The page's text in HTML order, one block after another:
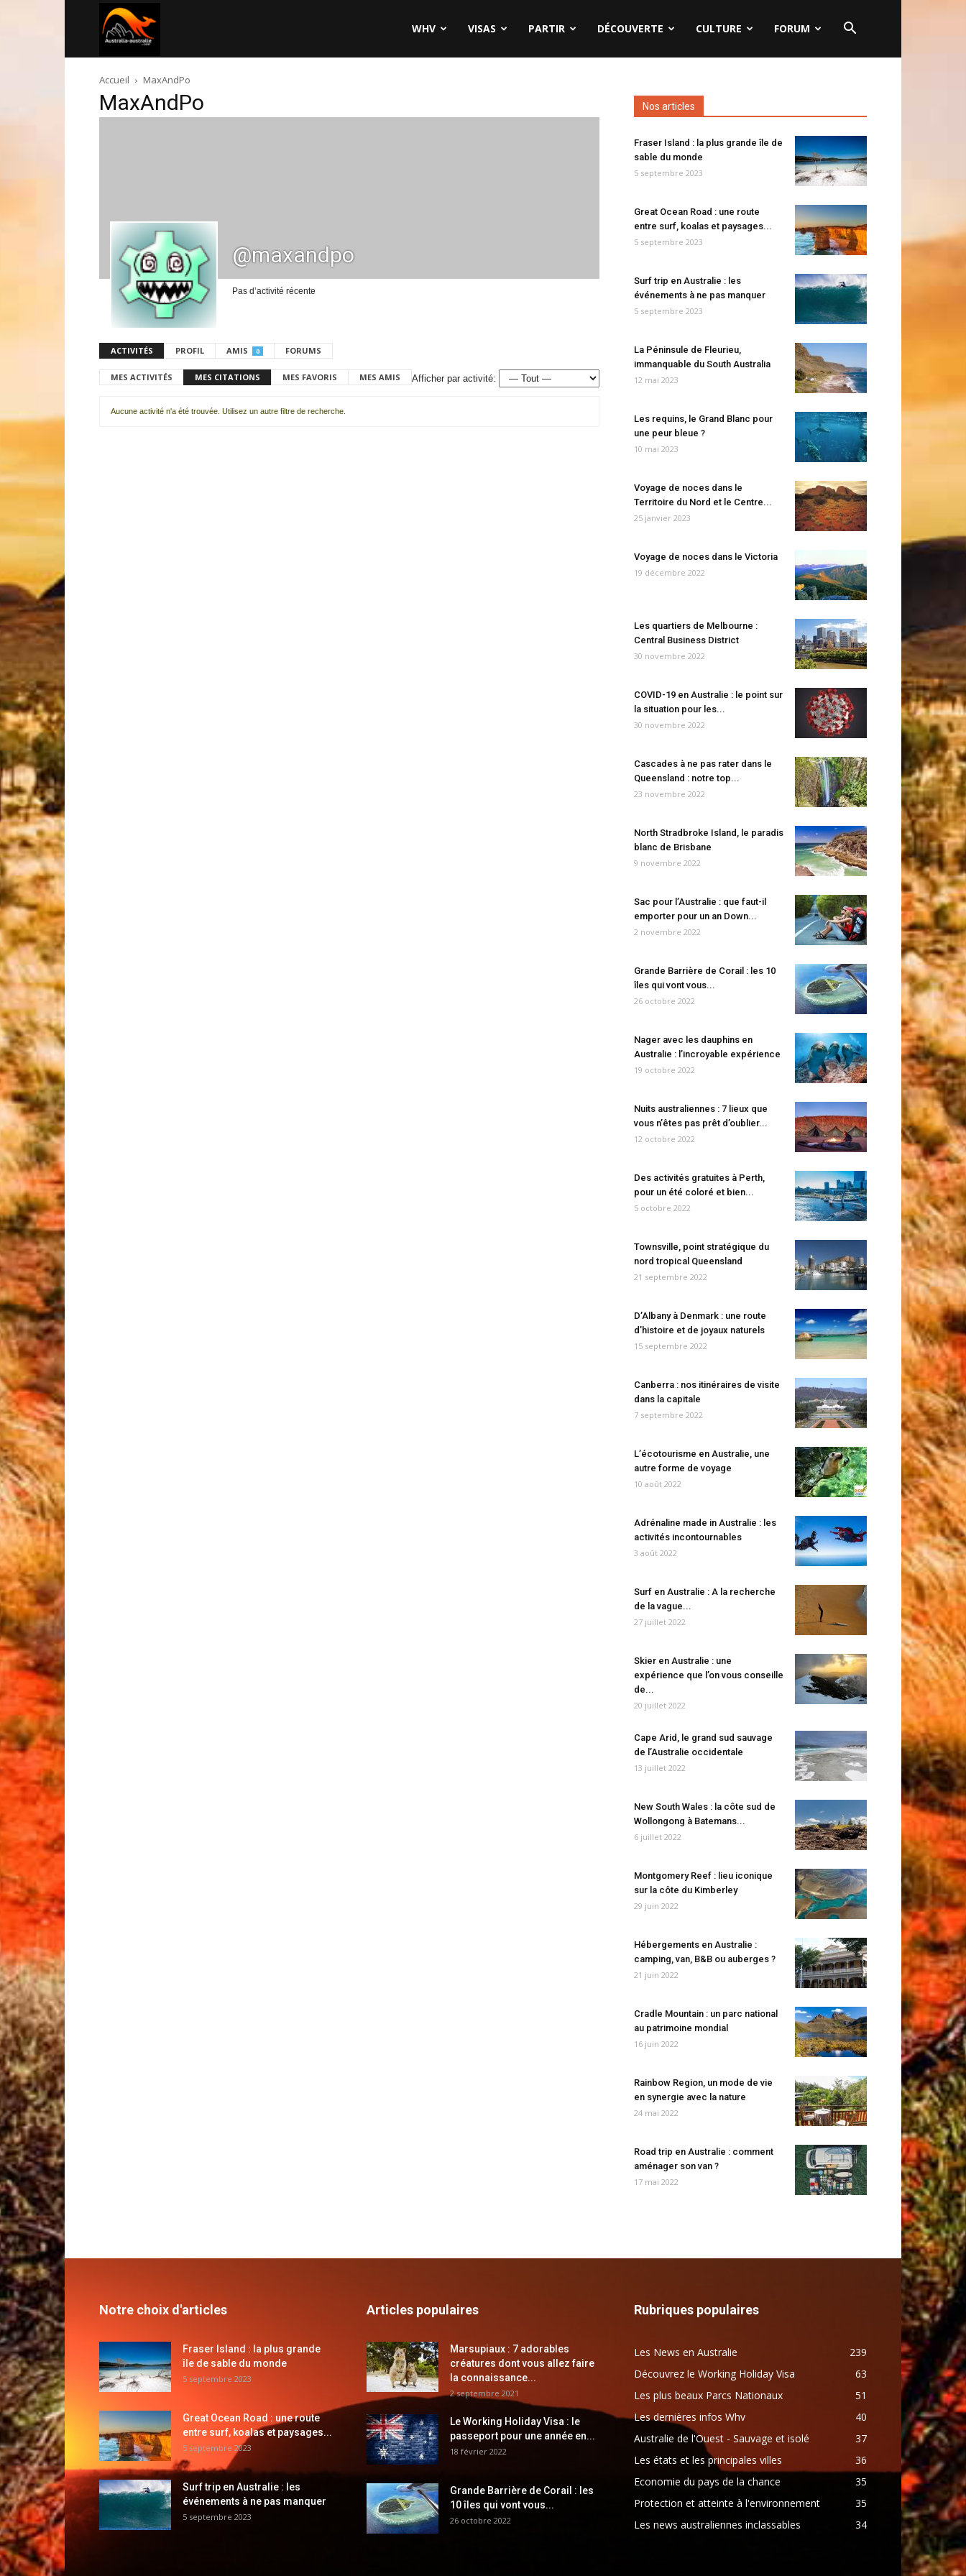
australie.com
WHV VISAS PARTIR DÉCOUVERTE CULTURE FORUM
Accueil MaxAndPo
MaxAndPo
@maxandpo
Pas d’activité récente
ACTIVITÉS PROFIL AMIS 0 FORUMS
MES ACTIVITÉS MES CITATIONS MES FAVORIS MES AMIS Afficher par activité:
Aucune activité n'a été trouvée. Utilisez un autre filtre de recherche.
Nos articles
Fraser Island : la plus grande île de
sable du monde
5 septembre 2023
Great Ocean Road : une route
entre surf, koalas et paysages...
5 septembre 2023
Surf trip en Australie : les
événements à ne pas manquer
5 septembre 2023
La Péninsule de Fleurieu,
immanquable du South Australia
12 mai 2023
Les requins, le Grand Blanc pour
une peur bleue ?
10 mai 2023
Voyage de noces dans le
Territoire du Nord et le Centre...
25 janvier 2023
Voyage de noces dans le Victoria
19 décembre 2022
Les quartiers de Melbourne :
Central Business District
30 novembre 2022
COVID-19 en Australie : le point sur
la situation pour les...
30 novembre 2022
Cascades à ne pas rater dans le
Queensland : notre top...
23 novembre 2022
North Stradbroke Island, le paradis
blanc de Brisbane
9 novembre 2022
Sac pour l’Australie : que faut-il
emporter pour un an Down...
2 novembre 2022
Grande Barrière de Corail : les 10
îles qui vont vous...
26 octobre 2022
Nager avec les dauphins en
Australie : l’incroyable expérience
19 octobre 2022
Nuits australiennes : 7 lieux que
vous n’êtes pas prêt d’oublier...
12 octobre 2022
Des activités gratuites à Perth,
pour un été coloré et bien...
5 octobre 2022
Townsville, point stratégique du
nord tropical Queensland
21 septembre 2022
D’Albany à Denmark : une route
d’histoire et de joyaux naturels
15 septembre 2022
Canberra : nos itinéraires de visite
dans la capitale
7 septembre 2022
L’écotourisme en Australie, une
autre forme de voyage
10 août 2022
Adrénaline made in Australie : les
activités incontournables
3 août 2022
Surf en Australie : A la recherche
de la vague...
27 juillet 2022
Skier en Australie : une
expérience que l’on vous conseille
de...
20 juillet 2022
Cape Arid, le grand sud sauvage
de l’Australie occidentale
13 juillet 2022
New South Wales : la côte sud de
Wollongong à Batemans...
6 juillet 2022
Montgomery Reef : lieu iconique
sur la côte du Kimberley
29 juin 2022
Hébergements en Australie :
camping, van, B&B ou auberges ?
21 juin 2022
Cradle Mountain : un parc national
au patrimoine mondial
16 juin 2022
Rainbow Region, un mode de vie
en synergie avec la nature
24 mai 2022
Road trip en Australie : comment
aménager son van ?
17 mai 2022
Notre choix d'articles
Fraser Island : la plus grande
île de sable du monde
5 septembre 2023
Great Ocean Road : une route
entre surf, koalas et paysages...
5 septembre 2023
Surf trip en Australie : les
événements à ne pas manquer
5 septembre 2023
Articles populaires
Marsupiaux : 7 adorables
créatures dont vous allez faire
la connaissance...
2 septembre 2021
Le Working Holiday Visa : le
passeport pour une année en...
18 février 2022
Grande Barrière de Corail : les
10 îles qui vont vous...
26 octobre 2022
Rubriques populaires
Les News en Australie
239
Découvrez le Working Holiday Visa
63
Les plus beaux Parcs Nationaux
51
Les dernières infos Whv
40
Australie de l'Ouest - Sauvage et isolé
37
Les états et les principales villes
36
Economie du pays de la chance
35
Protection et atteinte à l'environnement
35
Les news australiennes inclassables
34